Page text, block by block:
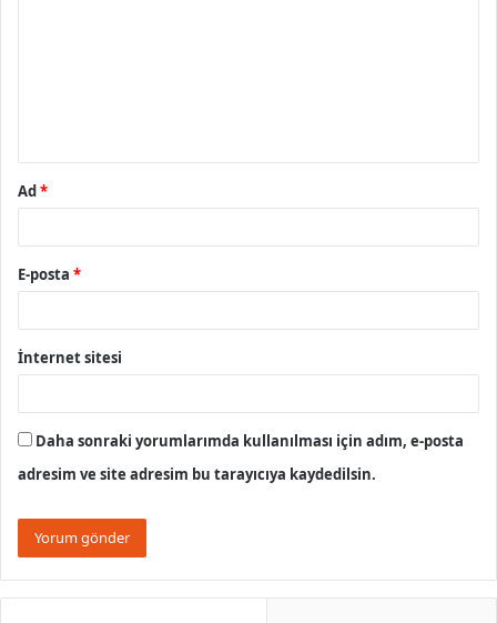
Ad*
E-posta *
İnternet sitesi
Daha sonraki yorumlarımda kullanılması için adım, e-posta
adresim ve site adresim bu tarayıcıya kaydedilsin.